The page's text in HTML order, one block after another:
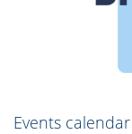
Events calendar